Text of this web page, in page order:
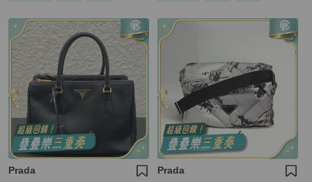
Prada Prada